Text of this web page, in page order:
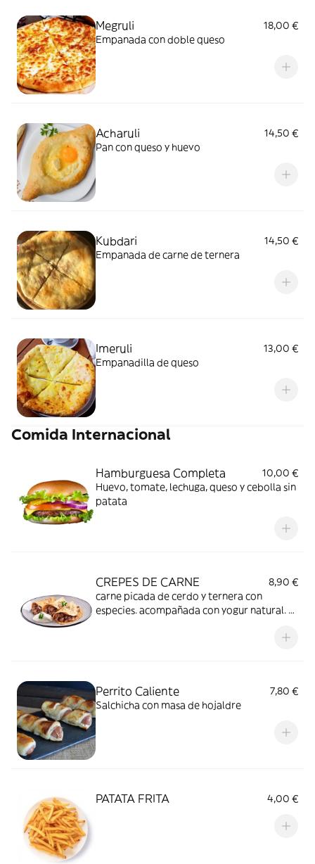
Megruli
18,00 €
Empanada con doble queso
Acharuli
14,50 €
Pan con queso y huevo
Kubdari
14,50 €
Empanada de carne de ternera
Imeruli
13,00 €
Empanadilla de queso
Comida Internacional
Hamburguesa Completa
10,00 €
Huevo, tomate, lechuga, queso y cebolla sin
patata
CREPES DE CARNE
8,90 €
carne picada de cerdo y ternera con
especies. acompañada con yogur natural. 5
Perrito Caliente
7,80 €
Salchicha con masa de hojaldre
PATATA FRITA 4,00 €